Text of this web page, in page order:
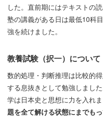
した。直前期にはテキストの
塾の講義がある日は最低10科
強を続けました。
教養試験（択一）について
数的処理・判断推理は比較的
する息抜きとして勉強しまし
学は日本史と思想に力を入れま
題を全て解ける状態にまでも